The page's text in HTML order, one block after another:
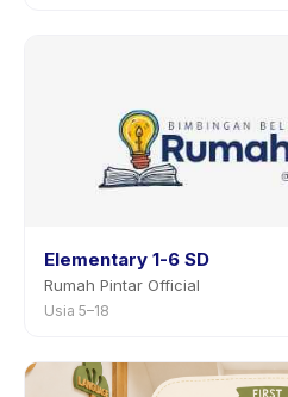
Elementary 1-6 SD
Rumah Pintar Official
Usia 5–18